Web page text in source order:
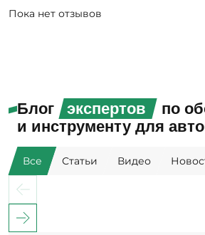
Пока нет отзывов
Блог экспертов
по
и инструменту для
Все Статьи Видео